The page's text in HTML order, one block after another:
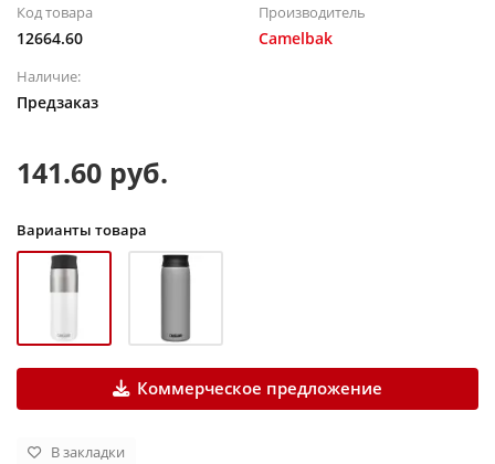
Код товара
12664.60
Производитель
Camelbak
Наличие:
Предзаказ
141.60 руб.
Варианты товара
Коммерческое предложение
В закладки